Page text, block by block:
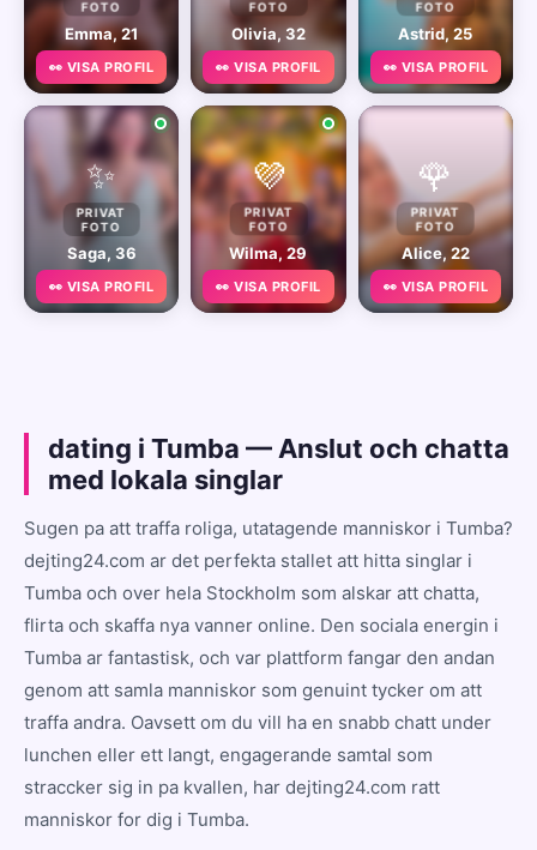
FOTO
Emma, 21
👀 VISA PROFIL
FOTO
Olivia, 32
👀 VISA PROFIL
FOTO
Astrid, 25
👀 VISA PROFIL
✨
PRIVAT
FOTO
Saga, 36
👀 VISA PROFIL
💜
PRIVAT
FOTO
Wilma, 29
👀 VISA PROFIL
🌹
PRIVAT
FOTO
Alice, 22
👀 VISA PROFIL
dating i Tumba — Anslut och chatta
med lokala singlar
Sugen pa att traffa roliga, utatagende manniskor i Tumba?
dejting24.com ar det perfekta stallet att hitta singlar i
Tumba och over hela Stockholm som alskar att chatta,
flirta och skaffa nya vanner online. Den sociala energin i
Tumba ar fantastisk, och var plattform fangar den andan
genom att samla manniskor som genuint tycker om att
traffa andra. Oavsett om du vill ha en snabb chatt under
lunchen eller ett langt, engagerande samtal som
straccker sig in pa kvallen, har dejting24.com ratt
manniskor for dig i Tumba.